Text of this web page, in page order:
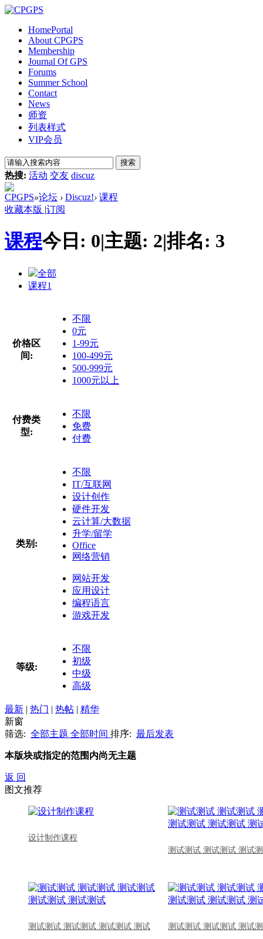
HomePortal
About CPGPS
Membership
Journal Of GPS
Forums
Summer School
Contact
News
师资
列表样式
VIP会员
搜索
热搜: 活动 交友 discuz
CPGPS»论坛 › Discuz!› 课程
收藏本版 |订阅
课程今日: 0|主题: 2|排名: 3
全部
课程1
价格区
间:
不限
0元
1-99元
100-499元
500-999元
1000元以上
付费类
型:
不限
免费
付费
类别:
不限
IT/互联网
设计创作
硬件开发
云计算/大数据
升学/留学
Office
网络营销
网站开发
应用设计
编程语言
游戏开发
等级:
不限
初级
中级
高级
最新 | 热门 | 热帖 | 精华
新窗
筛选: 全部主题 全部时间 排序: 最后发表
本版块或指定的范围内尚无主题
返 回
图文推荐
设计制作课程
测试测试 测试测试 测试
测试测试 测试测试 测试测试 测试 测试测试 测试测试 测试